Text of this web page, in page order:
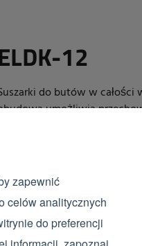
zapewnić
celów analitycznych
do preferencji
12
do butów w całości
umożliwia
łatwy sposób są
Suszarki
/ akcesoria
modele dla